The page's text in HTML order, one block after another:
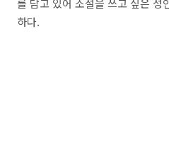
를 담고 있어 소설을 쓰고 싶은 성
하다.